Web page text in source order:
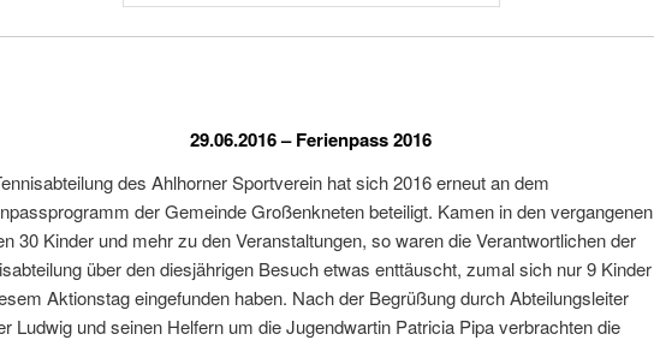
29.06.2016 – Ferienpass 2016
des Ahlhorner Sportverein hat sich 2016 erneut an dem
der Gemeinde Großenkneten beteiligt. Kamen in den vergangenen
30 Kinder und mehr zu den Veranstaltungen, so waren die Verantwortlichen der
über den diesjährigen Besuch etwas enttäuscht, zumal sich nur 9 Kinder
Aktionstag eingefunden haben. Nach der Begrüßung durch Abteilungsleiter
Ludwig und seinen Helfern um die Jugendwartin Patricia Pipa verbrachten die